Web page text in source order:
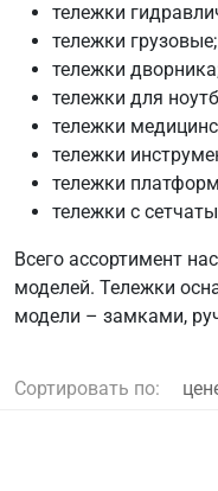
тележки
тележки грузовые;
тележки
тележки для
тележки
тележки
тележки
тележки с
Всего ассортимент
моделей. Тележки
модели – замками,
Сортировать по: